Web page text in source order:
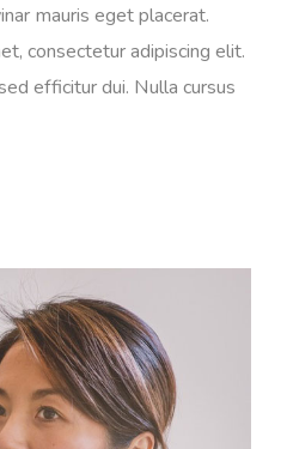
mauris eget placerat.
consectetur adipiscing elit.
efficitur dui. Nulla cursus